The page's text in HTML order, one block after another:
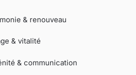
& renouveau
& vitalité
& communication